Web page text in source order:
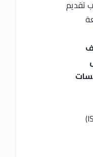
تقديم